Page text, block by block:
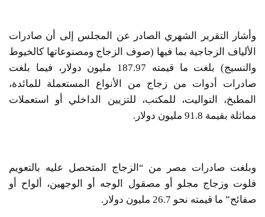
وأشار التقرير الشهري الصادر عن المجلس إلى أن صادرات
الألياف الزجاجية بما فيها (صوف الزجاج ومصنوعاتها كالخيوط
والنسيج) بلغت ما قيمته 187.97 مليون دولار، فيما بلغت
صادرات أدوات من زجاج من الأنواع المستعملة للمائدة،
المطبخ، التواليت، للمكتب، للتزيين الداخلي أو استعملات
مماثلة بقيمة 91.8 مليون دولار.
وبلغت صادرات مصر من “الزجاج المتحصل عليه بالتعويم
فلوت وزجاج مجلو أو مصقول الوجه أو الوجهين، ألواح أو
صفائح” ما قيمته نحو 26.7 مليون دولار.